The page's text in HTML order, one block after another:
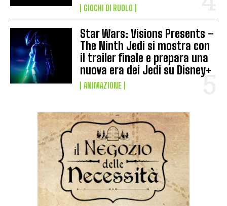
GIOCHI DI RUOLO
Star Wars: Visions Presents –
The Ninth Jedi si mostra con
il trailer finale e prepara una
nuova era dei Jedi su Disney+
ANIMAZIONE